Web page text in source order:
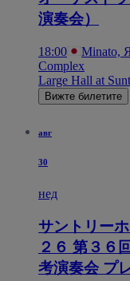
演奏会）
18:00 Minato,
Complex
Large Hall at
Вижте билетите
авг
30
нед
サントリー
２６ 第３６
考演奏会 プ